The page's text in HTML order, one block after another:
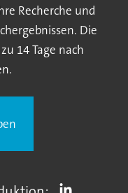
Recherche und
Die
14 Tage nach